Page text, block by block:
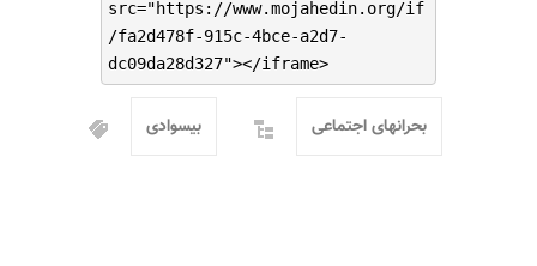
src="https://www.mojahedin.org/if
/fa2d478f-915c-4bce-a2d7-
dc09da28d327"></iframe>
بیسوادی بحرانهای اجتماعی